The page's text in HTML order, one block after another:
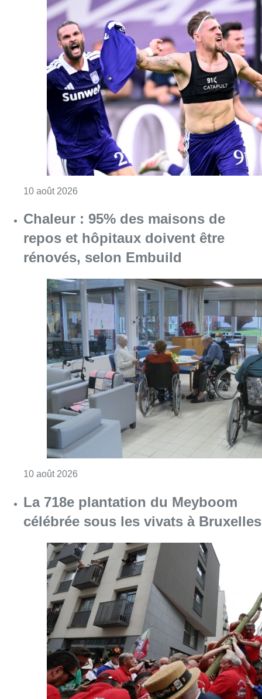
10 août 2026
Chaleur : 95% des maisons de
repos et hôpitaux doivent être
rénovés, selon Embuild
10 août 2026
La 718e plantation du Meyboom
célébrée sous les vivats à Bruxelles